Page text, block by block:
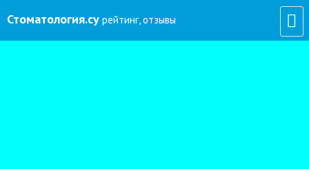
Стоматология.су рейтинг, отзывы